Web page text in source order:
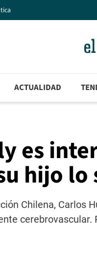
ACTUALIDAD
es
hijo lo
Chilena, Carlos